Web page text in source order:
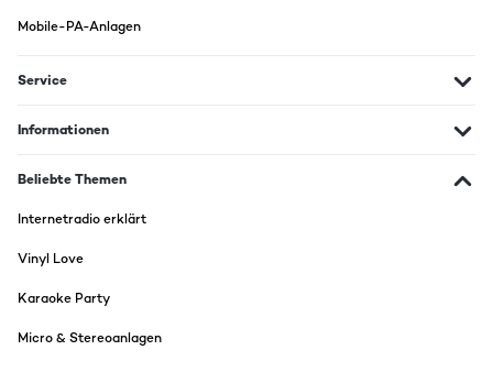
Mobile-PA-Anlagen
Service
Informationen
Beliebte Themen
Internetradio erklärt
Vinyl Love
Karaoke Party
Micro & Stereoanlagen